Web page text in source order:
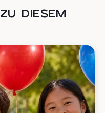
ZU DIESEM